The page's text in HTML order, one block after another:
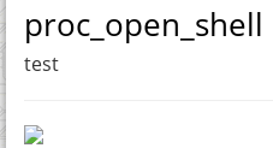
proc_open_shell
test